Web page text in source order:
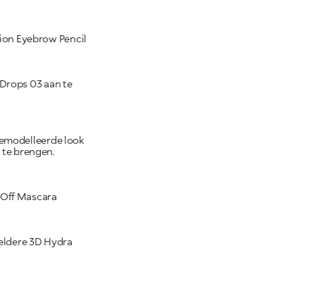
03 aan te
look
brengen.
Mascara
3D Hydra